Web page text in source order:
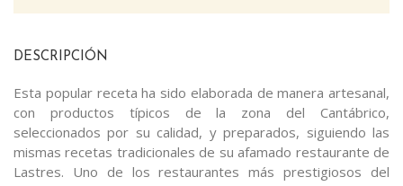
DESCRIPCIÓN
Esta popular receta ha sido elaborada de manera artesanal,
con productos típicos de la zona del Cantábrico,
seleccionados por su calidad, y preparados, siguiendo las
mismas recetas tradicionales de su afamado restaurante de
Lastres. Uno de los restaurantes más prestigiosos del